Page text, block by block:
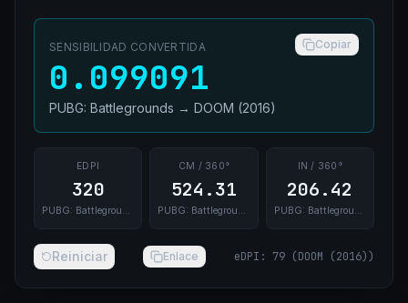
SENSIBILIDAD CONVERTIDA Copiar
0.099091
PUBG: Battlegrounds → DOOM (2016)
EDPI
320
PUBG: Battlegrounds
CM / 360°
524.31
PUBG: Battlegrounds
IN / 360°
206.42
PUBG: Battlegrounds
Reiniciar Enlace eDPI : 79 (DOOM (2016))